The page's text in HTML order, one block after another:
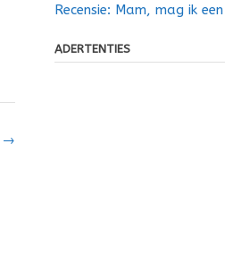
→
Recensie: Mam, mag ik
ADERTENTIES